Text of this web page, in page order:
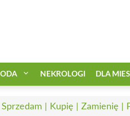
NEKROLOGI DLA
| Kupię | Zamienię |